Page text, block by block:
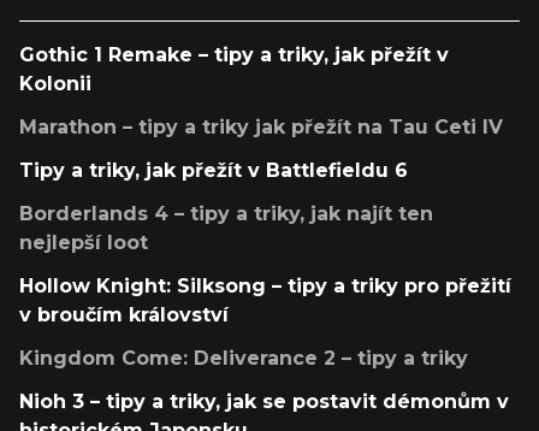
Gothic 1 Remake – tipy a triky, jak přežít v
Kolonii
Marathon – tipy a triky jak přežít na Tau Ceti IV
Tipy a triky, jak přežít v Battlefieldu 6
Borderlands 4 – tipy a triky, jak najít ten
nejlepší loot
Hollow Knight: Silksong – tipy a triky pro přežití
v broučím království
Kingdom Come: Deliverance 2 – tipy a triky
Nioh 3 – tipy a triky, jak se postavit démonům v